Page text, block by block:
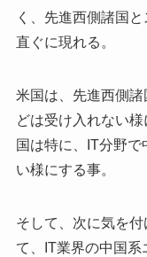
く、先進西側諸国
直ぐに現れる。
米国は、先進西側
どは受け入れない
国は特に、IT分野
い様にする事。
そして、次に気を
て、IT業界の中国系